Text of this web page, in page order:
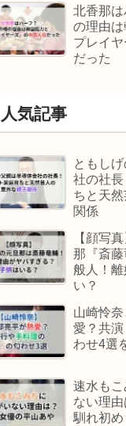
北香那
の理由
プレイ
だった
人気記事
ともし
社の社
ちと天
関係
【顔写
那『斎
般人！
い？
山崎怜
愛？共
わせ4選
速水も
ない理
馴れ初